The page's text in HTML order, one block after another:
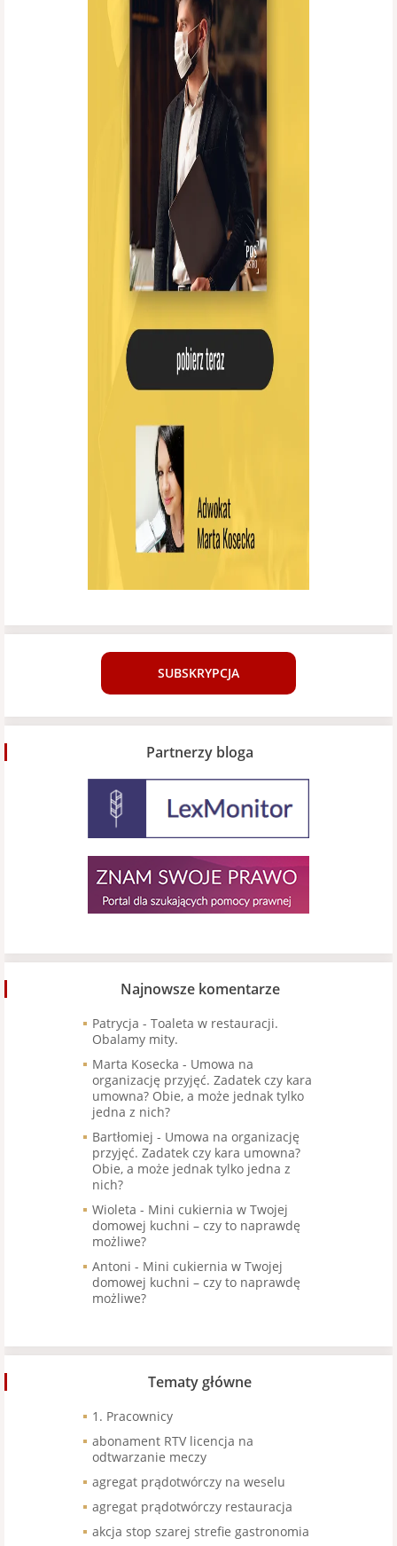
SUBSKRYPCJA
Partnerzy bloga
Najnowsze komentarze
Patrycja - Toaleta w restauracji.
Obalamy mity.
Marta Kosecka - Umowa na
organizację przyjęć. Zadatek czy kara
umowna? Obie, a może jednak tylko
jedna z nich?
Bartłomiej - Umowa na organizację
przyjęć. Zadatek czy kara umowna?
Obie, a może jednak tylko jedna z
nich?
Wioleta - Mini cukiernia w Twojej
domowej kuchni – czy to naprawdę
możliwe?
Antoni - Mini cukiernia w Twojej
domowej kuchni – czy to naprawdę
możliwe?
Tematy główne
1. Pracownicy
abonament RTV licencja na
odtwarzanie meczy
agregat prądotwórczy na weselu
agregat prądotwórczy restauracja
akcja stop szarej strefie gastronomia